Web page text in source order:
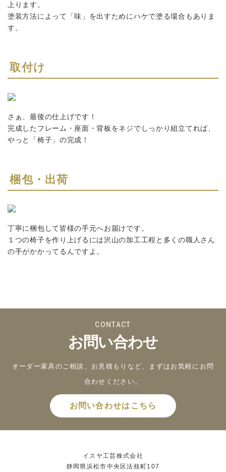
上ります。
塗装方法によって「味」を出すためにハケで塗る場合もありま
す。
取付け
さぁ、最後の仕上げです！
完成したフレーム・座面・背板をネジでしっかり組立てれば、
やっと「椅子」の完成！
梱包・出荷
丁寧に梱包して皆様の手元へお届けです。
１つの椅子を作り上げるには沢山の加工工程と多くの職人さん
の手がかかってるんですよ。
CONTACT
お問い合わせ
オーダー家具のご相談、お見積もりなど、まずはお気軽にお問
合わせください。
お問い合わせはこちら
イスヤ工芸株式会社
静岡県浜松市中央区法枝町107